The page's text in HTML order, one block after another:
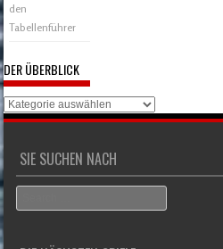
den
Tabellenführer
DER ÜBERBLICK
Der
Überblick
SIE SUCHEN NACH